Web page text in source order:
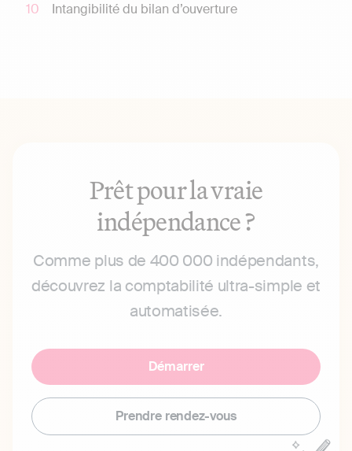
Intangibilité du bilan d’ouverture
Prêt pour la vraie
indépendance ?
Comme plus de 400 000 indépendants,
découvrez la comptabilité ultra-simple et
automatisée.
Démarrer
Prendre rendez-vous